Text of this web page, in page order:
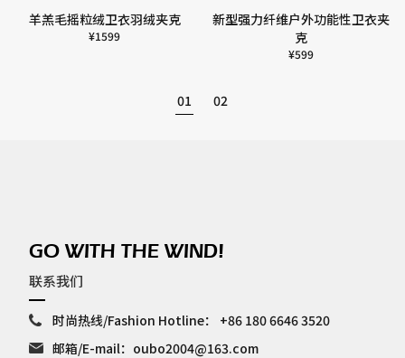
羊羔毛摇粒绒卫衣羽绒夹克
¥1599
新型强力纤维户外功能性卫衣夹
克
¥599
01 02
GO WITH THE WIND!
联系我们
时尚热线/Fashion Hotline：
+86 180 6646 3520
邮箱/E-mail： oubo2004@163.com